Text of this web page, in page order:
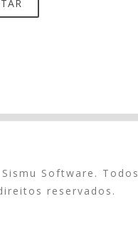
Software. Todos
reservados.